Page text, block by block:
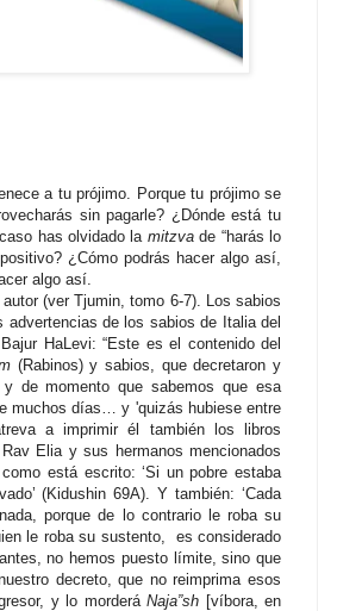
a tu prójimo. Porque tu prójimo se
sin pagarle? ¿Dónde está tu
has olvidado la mitzvade “harás lo
¿Cómo podrás hacer algo así,
algo así.
(ver Tjumin, tomo 6-7). Los sabios
de los sabios de Italia del
HaLevi: “Este es el contenido del
(Rabinos) y sabios, que decretaron y
de momento que sabemos que esa
muchos días… y 'quizás hubiese entre
a imprimir él también los libros
Elia y sus hermanos mencionados
está escrito: ‘Si un pobre estaba
(Kidushin 69A). Y también: ‘Cada
porque de lo contrario le roba su
le roba su sustento, es considerado
no hemos puesto límite, sino que
decreto, que no reimprima esos
y lo morderáNaja”sh [víbora, en